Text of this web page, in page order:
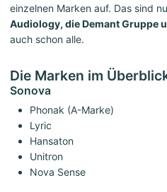
einzelnen Marken auf. Das sind
Audiology, die Demant Gruppe
auch schon alle.
Die Marken im
Sonova
Phonak (A-Marke)
Lyric
Hansaton
Unitron
Nova Sense